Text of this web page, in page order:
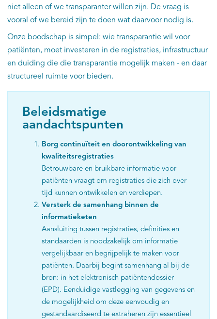
niet alleen of we transparanter willen zijn. De vraag is
vooral of we bereid zijn te doen wat daarvoor nodig is.
Onze boodschap is simpel: wie transparantie wil voor
patiënten, moet investeren in de registraties, infrastructuur
en duiding die die transparantie mogelijk maken - en daar
structureel ruimte voor bieden.
Beleidsmatige
aandachtspunten
Borg continuïteit en doorontwikkeling van
kwaliteitsregistraties
Betrouwbare en bruikbare informatie voor
patiënten vraagt om registraties die zich over
tijd kunnen ontwikkelen en verdiepen.
Versterk de samenhang binnen de
informatieketen
Aansluiting tussen registraties, definities en
standaarden is noodzakelijk om informatie
vergelijkbaar en begrijpelijk te maken voor
patiënten. Daarbij begint samenhang al bij de
bron: in het elektronisch patiëntendossier
(EPD). Eenduidige vastlegging van gegevens en
de mogelijkheid om deze eenvoudig en
gestandaardiseerd te extraheren zijn essentieel